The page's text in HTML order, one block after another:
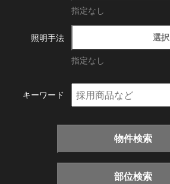
指定なし
照明手法 選択
指定なし
キーワード
物件検索
部位検索